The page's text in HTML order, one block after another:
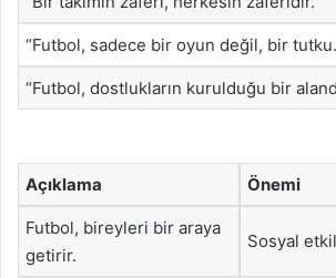
“Futbol, sadece bir oyun değil, bir
“Futbol, dostlukların kurulduğu bir
Açıklama Önemi
Futbol, bireyleri bir araya
getirir.
Sosyal